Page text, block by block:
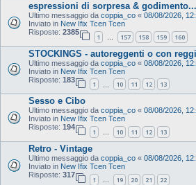
espressioni di sorpresa &
Ultimo messaggio da coppia_co « 08/08/2026,
Inviato in New Ifix Tcen Tcen
Risposte: 2385
1 … 157 158 159 160
STOCKINGS - autoreggenti o con
Ultimo messaggio da coppia_co « 08/08/2026,
Inviato in New Ifix Tcen Tcen
Risposte: 183
1 10 11 12 13
Sesso e Cibo
Ultimo messaggio da coppia_co « 08/08/2026,
Inviato in New Ifix Tcen Tcen
Risposte: 194
1 … 10 11 12 13
Retro - Vintage
Ultimo messaggio da coppia_co « 08/08/2026,
Inviato in New Ifix Tcen Tcen
Risposte: 317
1 … 19 20 21 22